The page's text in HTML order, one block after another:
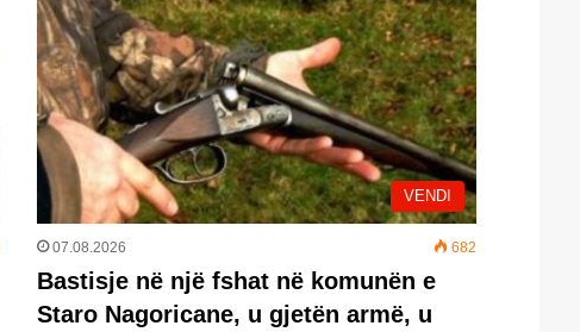
VENDI
07.08.2026 682
Bastisje në një fshat në komunën e
Staro Nagoricane, u gjetën armë, u